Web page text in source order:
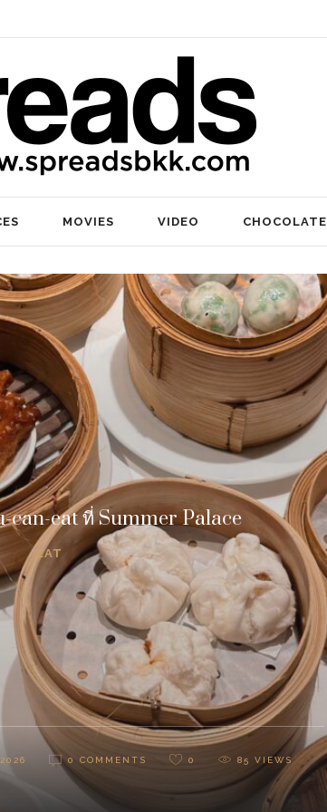
MOVIES VIDEO CHOCOLATE
can-eat ที่ Summer Palace
EAT
0 COMMENTS 0 85 VIEWS